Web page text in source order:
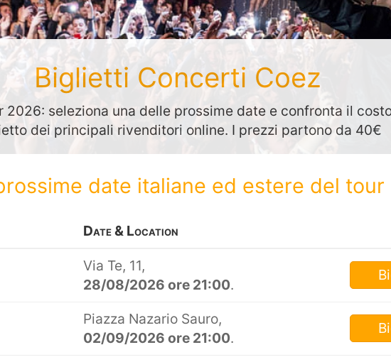
Biglietti Concerti Coez
2026: seleziona una delle prossime date e confronta il
dei principali rivenditori online. I prezzi partono da 40€
date italiane ed estere del tour
Date & Location
Via Te, 11,
28/08/2026 ore 21:00.
Piazza Nazario Sauro,
02/09/2026 ore 21:00.